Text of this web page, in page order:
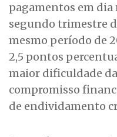
pagamentos em dia
segundo trimestre
mesmo período de
2,5 pontos
maior dificuldade
compromisso
de endividamento